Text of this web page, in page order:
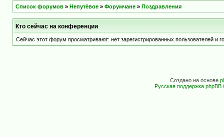
Список форумов » Непутёвое » Форумчане » Поздравления
Кто сейчас на конференции
Сейчас этот форум просматривают: нет зарегистрированных пользователей и
Создано на основе
Русская поддержка phpBB